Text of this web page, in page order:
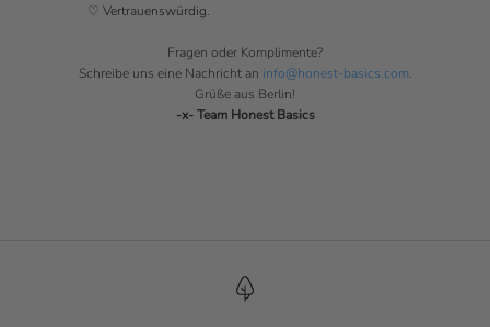
♡ Vertrauenswürdig.
Fragen oder Komplimente?
Schreibe uns eine Nachricht an info@honest-basics.com.
Grüße aus Berlin!
-x- Team Honest Basics